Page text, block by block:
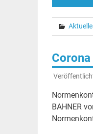
BAHNER